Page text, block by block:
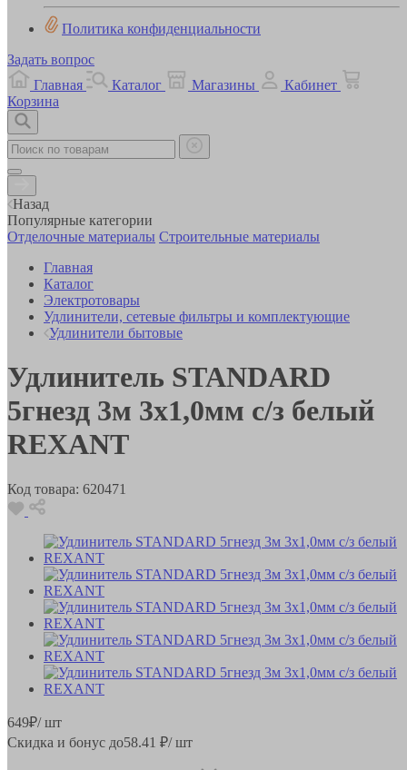
Политика конфиденциальности
Задать вопрос
Главная
Каталог Магазины
Кабинет
Корзина
Назад
Популярные категории
Отделочные материалы Строительные материалы
Главная
Каталог
Электротовары
Удлинители, сетевые фильтры и комплектующие
Удлинители бытовые
Удлинитель STANDARD
5гнезд 3м 3х1,0мм с/з белый
REXANT
Код товара: 620471
649₽/ шт
Скидка и бонус до58.41 ₽/ шт